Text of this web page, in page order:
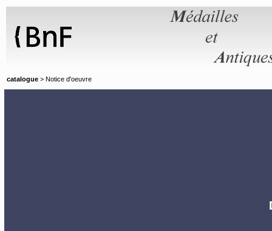
catalogue > Notice d'oeuvre